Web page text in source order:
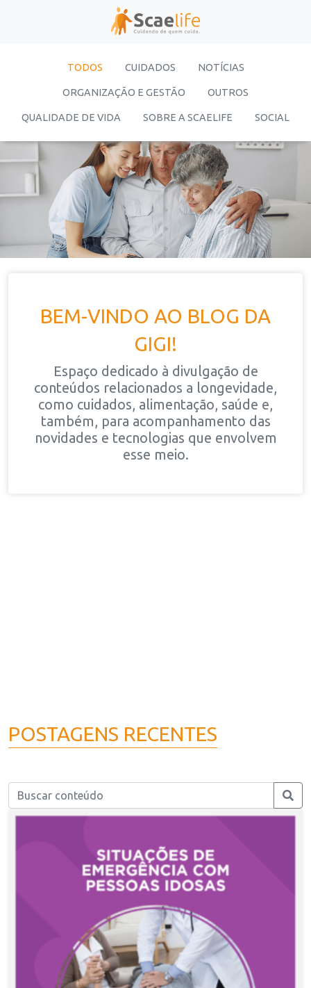
TODOS CUIDADOS NOTÍCIAS
ORGANIZAÇÃO E GESTÃO OUTROS
QUALIDADE DE VIDA SOBRE A SCAELIFE SOCIAL
BEM-VINDO AO BLOG DA
GIGI!
Espaço dedicado à divulgação de
conteúdos relacionados a longevidade,
como cuidados, alimentação, saúde e,
também, para acompanhamento das
novidades e tecnologias que envolvem
esse meio.
POSTAGENS RECENTES